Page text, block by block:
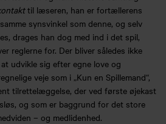
til læseren, han er fortællerens
synsvinkel som denne, og selv
drages han dog med ind i det spil,
reglerne for. Der bliver således ikke
udvikle sig efter egne love og
veje som i „Kun en Spillemand“,
tilrettelæggelse, der ved første øjekast
og som er baggrund for det store
– og medlidenhed.